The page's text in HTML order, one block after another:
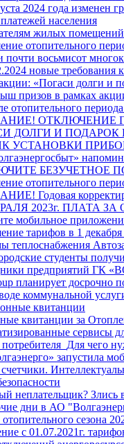
2024 года изменен
населения
жилых помещений
отопительного
восьмисот
новые требования
«Погаси долги и
призов в рамках
отопительного
ОТКЛЮЧЕНИЕ
ДОЛГИ И ПОДАРОК
УСТАНОВКИ
БЕЗУЧЕТНОЕ
отопительного
Годовая
2023г. ПЛАТА
мобильное
тарифов в 1 декабря
теплоснабжения
студенты
предприятий ГК
планирует досрочно
коммунальной
квитанции
квитанции за
сервисы
чего
запустила
неплательщик? Злись
дни в АО
сезона
с 01.07.2021г.